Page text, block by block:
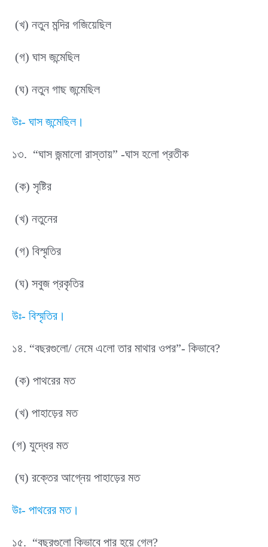
(খ) নতুন মন্দির গজিয়েছিল
(গ) ঘাস জন্মেছিল
(ঘ) নতুন গাছ জন্মেছিল
উঃ- ঘাস জন্মেছিল।
১৩. “ঘাস জন্মালো রাস্তায়” -ঘাস হলো প্রতীক
(ক) সৃষ্টির
(খ) নতুনের
(গ) বিস্মৃতির
(ঘ) সবুজ প্রকৃতির
উঃ- বিস্মৃতির।
১৪. “বছরগুলো/ নেমে এলো তার মাথার ওপর”- কিভাবে?
(ক) পাথরের মত
(খ) পাহাড়ের মত
(গ) যুদ্ধের মত
(ঘ) রক্তের আগ্নেয় পাহাড়ের মত
উঃ- পাথরের মত।
১৫. “বছরগুলো কিভাবে পার হয়ে গেল?